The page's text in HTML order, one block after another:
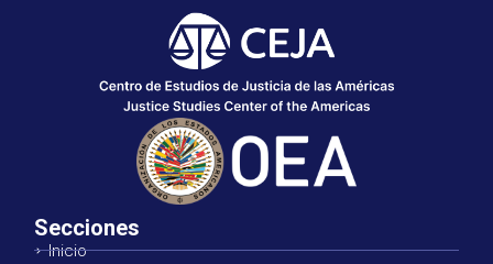
Secciones
Inicio